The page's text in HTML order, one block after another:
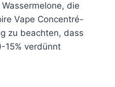
die
Vape Concentré-
zu beachten, dass
15% verdünnt